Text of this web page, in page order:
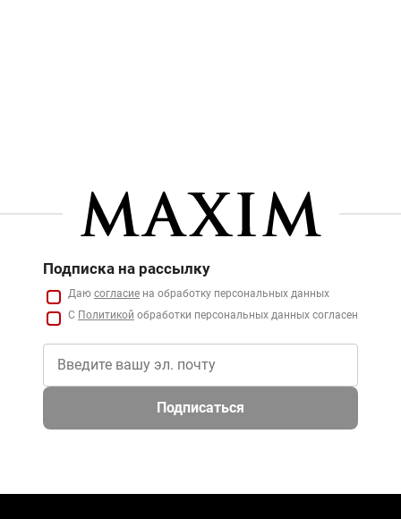
Подписка на рассылку
Даю согласие на обработку персональных данных
С Политикой обработки персональных данных согласен
Подписаться